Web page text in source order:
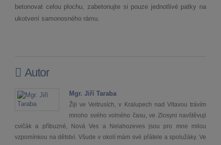
betonovat celou plochu, zabetonujte si pouze jednotlivé patky na
ukotvení samonosného rámu.
Autor
Mgr. Jiří Taraba
Žiji ve Veltrusích, v Kralupech nad Vltavou trávím
mnoho svého volného času, ve Zlosyni navštěvuji
cvičák a příbuzné, Nová Ves a Nelahozeves jsou pro mne milou
vzpomínkou na dětství. Všude v okolí mám své přátele a spolužáky. Ve